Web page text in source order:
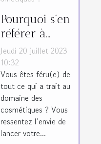
Pourquoi s’en
référer à
ExportLine
pour la
fabrication
de produits
cosmétiques
?
Jeudi 20 juillet 2023
10:32
Vous êtes féru(e) de
tout ce qui a trait au
domaine des
cosmétiques ? Vous
ressentez l’envie de
lancer votre...